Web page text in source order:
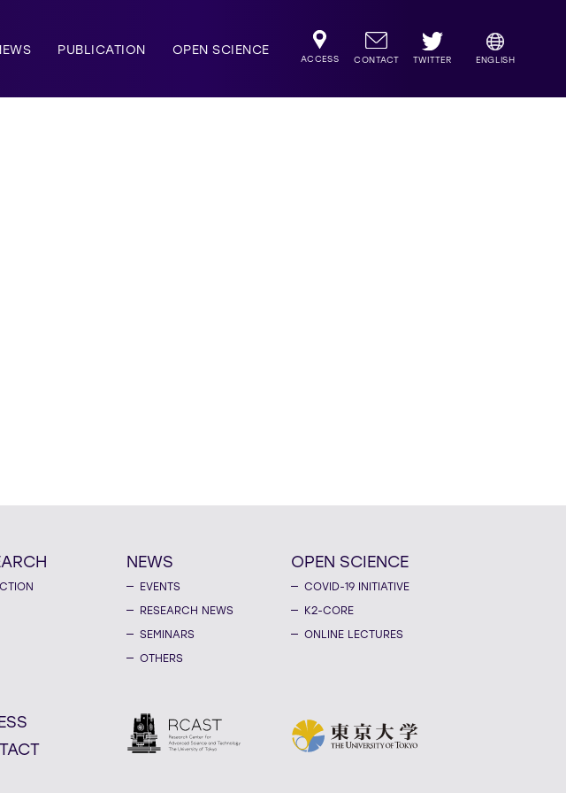
PUBLICATION OPEN SCIENCE
ACCESS CONTACT TWITTER ENGLISH
NEWS
EVENTS
RESEARCH NEWS
SEMINARS
OTHERS
OPEN SCIENCE
COVID-19 INITIATIVE
K2-CORE
ONLINE LECTURES